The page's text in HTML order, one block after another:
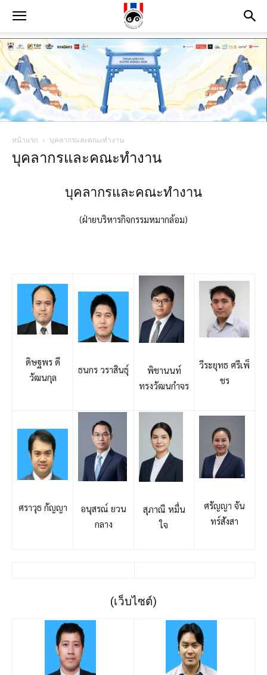
หน้าแรก บุคลากรและคณะทำงาน
บุคลากรและคณะทำงาน
บุคลากรและคณะทำงาน
(ฝ่ายบริหารกิจกรรมหมากล้อม)
ดิษฐพร ดี
วัฒนกุล
ธนกร วราสินธุ์
พิชานนท์
ทรงวัฒนกำจร
วีระยุทธ ศรีเพ็
ชร
ศราวุธ กัญญา
อนุสรณ์ ยวน
กลาง
สุภาณี หมื่น
ใจ
ศรัญญา จัน
ทร์สังสา
(เว็บไซต์)